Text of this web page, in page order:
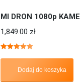
MI DRON 1080p
1,849.00 zł
5.00
Dodaj do koszyka